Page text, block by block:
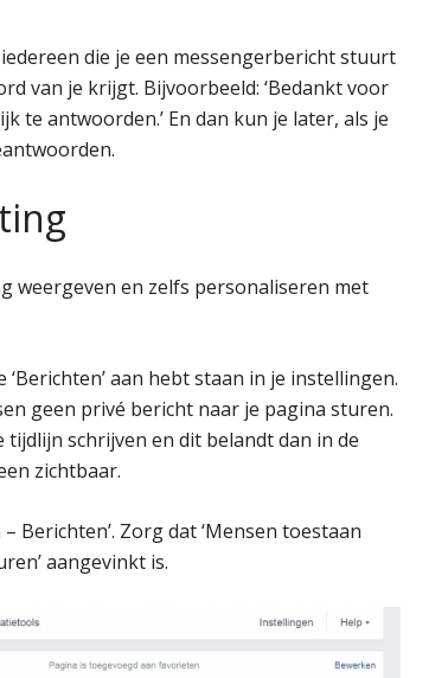
die je een messengerbericht stuurt
van je krijgt. Bijvoorbeeld: ‘Bedankt voor
te antwoorden.’ En dan kun je later, als je
weergeven en zelfs personaliseren met
aan hebt staan in je instellingen.
geen privé bericht naar je pagina sturen.
schrijven en dit belandt dan in de
zichtbaar.
Berichten’. Zorg dat ‘Mensen toestaan
aangevinkt is.